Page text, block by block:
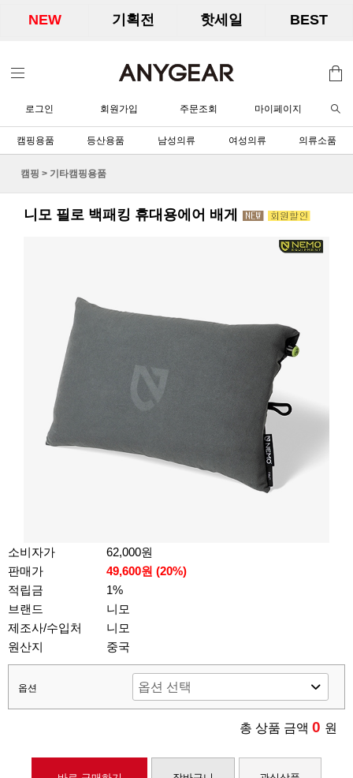
NEW 기획전 핫세일 BEST
로그인 회원가입 주문조회 마이페이지
캠핑용품 등산용품 남성의류 여성의류 의류소품
캠핑 > 기타캠핑용품
니모 필로 백패킹 휴대용에어 배게
소비자가
62,000원
판매가
49,600원 (20%)
적립금
1%
브랜드
니모
제조사/수입처
니모
원산지
중국
옵션
총 상품 금액 0 원